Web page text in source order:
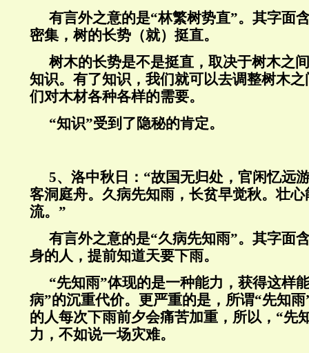
有言外之意的是“林繁树势直”。其字面
密集，树的长势（就）挺直。
树木的长势是不是挺直，取决于树木之
知识。有了知识，我们就可以去调整树木
们对木材各种各样的需要。
“知识”受到了隐秘的肯定。
5、洛中秋日：“故国无归处，官闲忆远
客洞庭舟。久病先知雨，长贫早觉秋。壮
流。”
有言外之意的是“久病先知雨”。其字面
身的人，提前知道天要下雨。
“先知雨”体现的是一种能力，获得这样
病”的沉重代价。更严重的是，所谓“先知
的人每次下雨前夕会痛苦加重，所以，“先
力，不如说一场灾难。